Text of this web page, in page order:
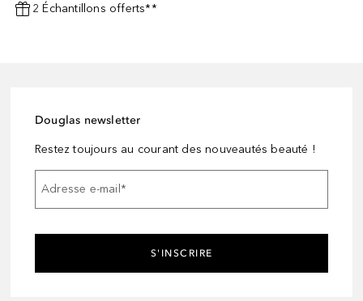
2 Échantillons offerts**
Douglas newsletter
Restez toujours au courant des nouveautés beauté !
Adresse e-mail*
S'INSCRIRE